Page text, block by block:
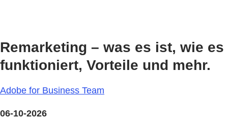
Remarketing – was es ist, wie es
funktioniert, Vorteile und mehr.
Adobe for Business Team
06-10-2026